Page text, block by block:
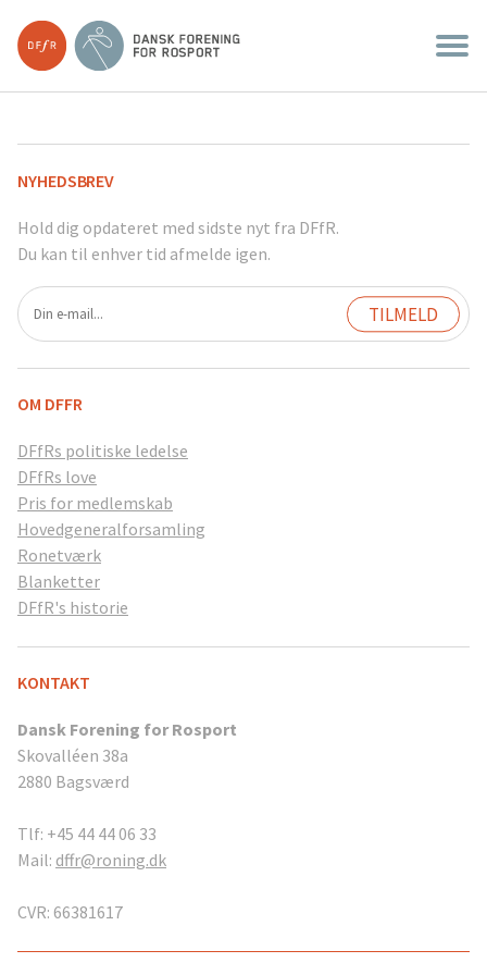
NYHEDSBREV
Hold dig opdateret med sidste nyt fra DFfR.
Du kan til enhver tid afmelde igen.
OM DFFR
DFfRs politiske ledelse
DFfRs love
Pris for medlemskab
Hovedgeneralforsamling
Ronetværk
Blanketter
DFfR's historie
KONTAKT
Dansk Forening for Rosport
Skovalléen 38a
2880 Bagsværd
Tlf: +45 44 44 06 33
Mail: dffr@roning.dk
CVR: 66381617